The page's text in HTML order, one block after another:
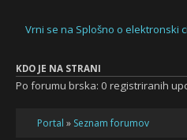
Vrni se na Splošno o elektronski
KDO JE NA STRANI
Po forumu brska: 0 registriranih
Portal » Seznam forumov